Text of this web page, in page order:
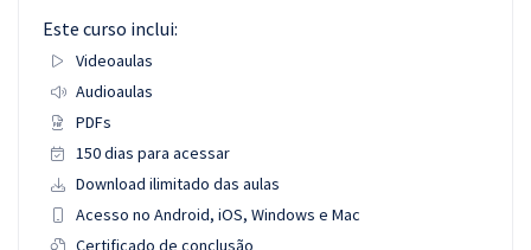
Este curso inclui:
Videoaulas
Audioaulas
PDFs
150 dias para acessar
Download ilimitado das aulas
Acesso no Android, iOS, Windows e Mac
Certificado de conclusão